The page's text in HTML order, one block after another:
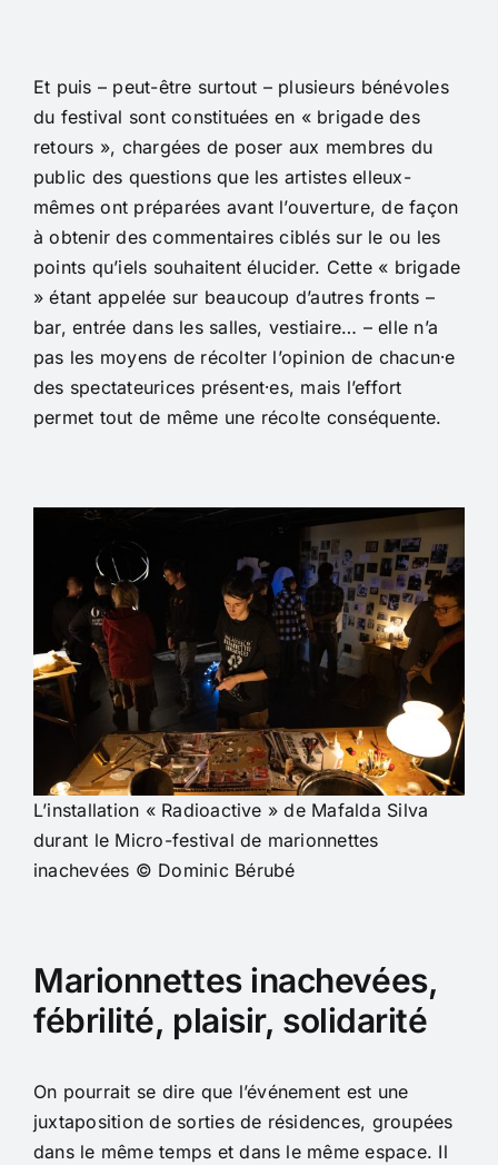
Et puis – peut-être surtout – plusieurs bénévoles
du festival sont constituées en « brigade des
retours », chargées de poser aux membres du
public des questions que les artistes elleux-
mêmes ont préparées avant l’ouverture, de façon
à obtenir des commentaires ciblés sur le ou les
points qu’iels souhaitent élucider. Cette « brigade
» étant appelée sur beaucoup d’autres fronts –
bar, entrée dans les salles, vestiaire… – elle n’a
pas les moyens de récolter l’opinion de chacun⸱e
des spectateurices présent⸱es, mais l’effort
permet tout de même une récolte conséquente.
L’installation « Radioactive » de Mafalda Silva
durant le Micro-festival de marionnettes
inachevées © Dominic Bérubé
Marionnettes inachevées,
fébrilité, plaisir, solidarité
On pourrait se dire que l’événement est une
juxtaposition de sorties de résidences, groupées
dans le même temps et dans le même espace. Il